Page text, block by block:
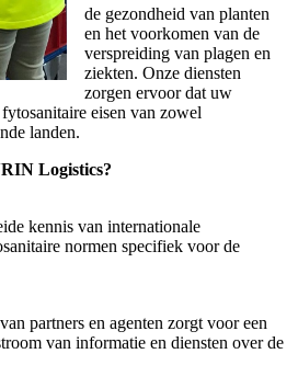
de gezondheid van planten
en het voorkomen van de
verspreiding van plagen en
ziekten. Onze diensten
zorgen ervoor dat uw
eisen van zowel
landen.
Logistics?
kennis van internationale
normen specifiek voor de
partners en agenten zorgt voor een
van informatie en diensten over de